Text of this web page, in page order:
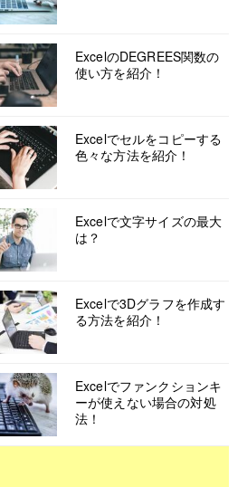
ExcelのDEGREES関数の
使い方を紹介！
Excelでセルをコピーする
色々な方法を紹介！
Excelで文字サイズの最大
は？
Excelで3Dグラフを作成す
る方法を紹介！
Excelでファンクションキ
ーが使えない場合の対処
法！